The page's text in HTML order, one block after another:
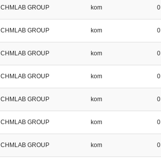
CHMLAB GROUP kom 0
CHMLAB GROUP kom 0
CHMLAB GROUP kom 0
CHMLAB GROUP kom 0
CHMLAB GROUP kom 0
CHMLAB GROUP kom 0
CHMLAB GROUP kom 0